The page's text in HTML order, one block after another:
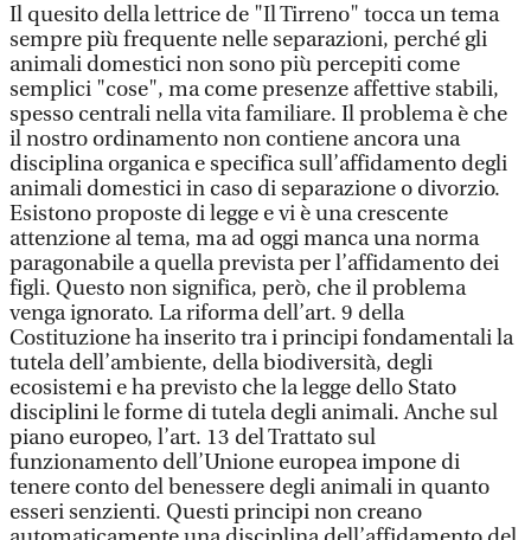
Il quesito della lettrice de "Il Tirreno" tocca un tema
sempre più frequente nelle separazioni, perché gli
animali domestici non sono più percepiti come
semplici "cose", ma come presenze affettive stabili,
spesso centrali nella vita familiare. Il problema è che
il nostro ordinamento non contiene ancora una
disciplina organica e specifica sull’affidamento degli
animali domestici in caso di separazione o divorzio.
Esistono proposte di legge e vi è una crescente
attenzione al tema, ma ad oggi manca una norma
paragonabile a quella prevista per l’affidamento dei
figli. Questo non significa, però, che il problema
venga ignorato. La riforma dell’art. 9 della
Costituzione ha inserito tra i principi fondamentali la
tutela dell’ambiente, della biodiversità, degli
ecosistemi e ha previsto che la legge dello Stato
disciplini le forme di tutela degli animali. Anche sul
piano europeo, l’art. 13 del Trattato sul
funzionamento dell’Unione europea impone di
tenere conto del benessere degli animali in quanto
esseri senzienti. Questi principi non creano